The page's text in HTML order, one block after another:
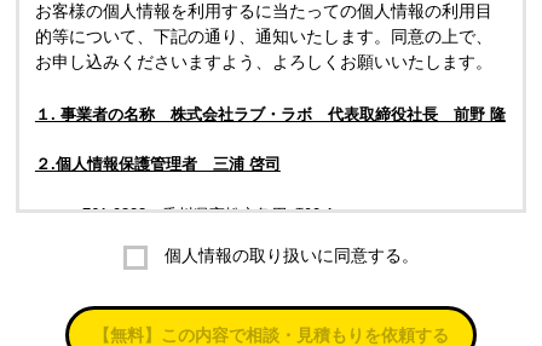
お客様の個人情報を利用するに当たっての個人情報の利用目
的等について、下記の通り、通知いたします。同意の上で、
お申し込みくださいますよう、よろしくお願いいたします。
１. 事業者の名称 株式会社ラブ・ラボ 代表取締役社長 前野 隆
２.個人情報保護管理者 三浦 啓司
〒761-0323 香川県高松市亀田町90-1
株式会社ラブ・ラボ
電話：087-847-2000
個人情報の取り扱いに同意する。
【無料】この内容で相談・見積もりを依頼する